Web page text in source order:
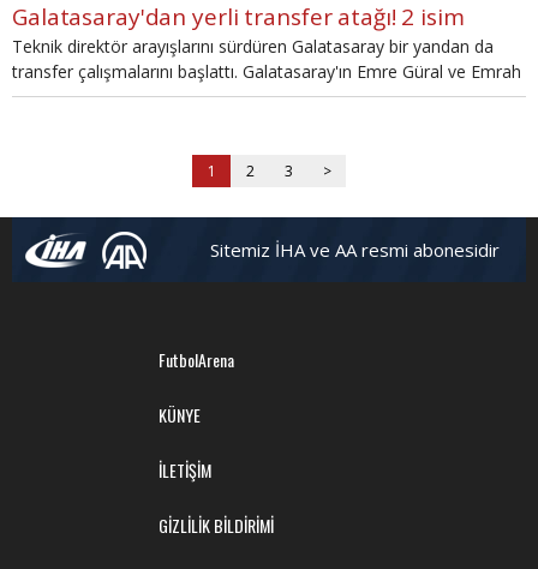
Galatasaray'dan yerli transfer atağı! 2 isim
Teknik direktör arayışlarını sürdüren Galatasaray bir yandan da
transfer çalışmalarını başlattı. Galatasaray'ın Emre Güral ve Emrah
Başsan transferlerinde son durum. Son dakika Galatasaray
1 2 3 >
Sitemiz İHA ve AA resmi abonesidir
FutbolArena
KÜNYE
İLETİŞİM
GİZLİLİK BİLDİRİMİ